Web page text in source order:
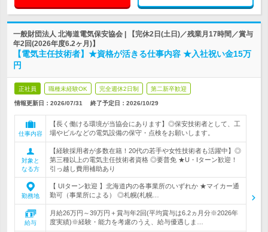
一般財団法人 北海道電気保安協会 | 【完休2日(土日)／残業月17時間／賞与
年2回(2026年度6.2ヶ月)】
【電気主任技術者】★資格が活きる仕事内容 ★入社祝い金15万
円
正社員 職種未経験OK 完全週休2日制 第二新卒歓迎
情報更新日：2026/07/31 終了予定日： 2026/10/29
仕事内容
【長く働ける環境が当協会にあります】◎保安技術者として、工
場やビルなどの電気設備の保守・点検をお願いします。
対象と
なる方
【経験採用者が多数在籍！20代の若手や女性技術者も活躍中】◎
第三種以上の電気主任技術者資格 ◎要普免 ★U・Iターン歓迎！
引っ越し費用補助あり
勤務地
【 UIターン歓迎 】北海道内の各事業所のいずれか ★マイカー通
勤可（事業所による） ◎札幌(札幌…
給与
月給26万円～39万円＋賞与年2回(平均賞与は6.2ヵ月分※2026年
度実績)※経験・能力を考慮のうえ、給与優遇しま…